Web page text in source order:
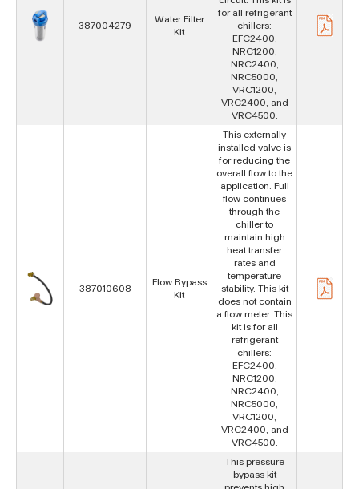
387004279
Water Filter
Kit
for all refrigerant
chillers:
EFC2400,
NRC1200,
NRC2400,
NRC5000,
VRC1200,
VRC2400, and
VRC4500.
387010608
Flow Bypass
Kit
This externally
installed valve is
for reducing the
overall flow to the
application. Full
flow continues
through the
chiller to
maintain high
heat transfer
rates and
temperature
stability. This kit
does not contain
a flow meter. This
kit is for all
refrigerant
chillers:
EFC2400,
NRC1200,
NRC2400,
NRC5000,
VRC1200,
VRC2400, and
VRC4500.
This pressure
bypass kit